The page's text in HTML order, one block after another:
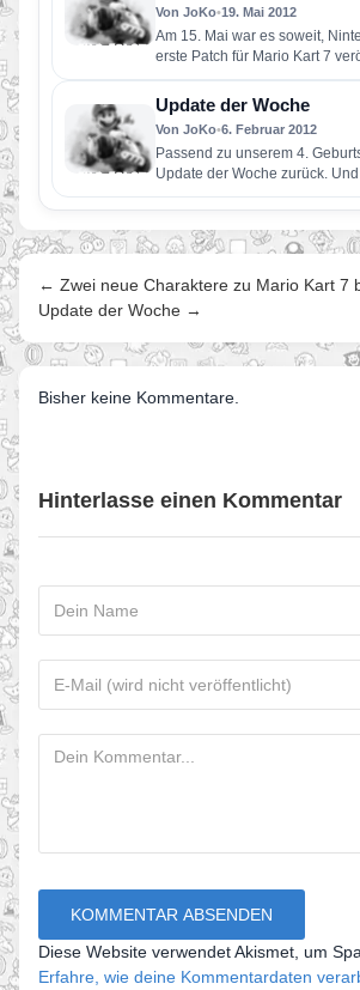
Von JoKo•19. Mai 2012
Am 15. Mai war es soweit,
erste Patch für Mario Kart 7
diesem…
Update der Woche
Von JoKo•6. Februar 2012
Passend zu unserem 4.
Update der Woche zurück.
im neuen…
← Zwei neue Charaktere zu Mario Kart 7
Update der Woche →
Bisher keine Kommentare.
Hinterlasse einen Kommentar
Diese Website verwendet Akismet, um
Erfahre, wie deine Kommentardaten